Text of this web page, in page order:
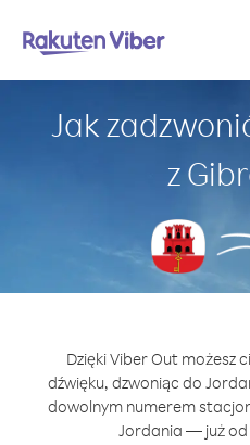
Jak
z
Dzięki Viber Out możesz
dźwięku, dzwoniąc do
dowolnym numerem
Jordania — już od